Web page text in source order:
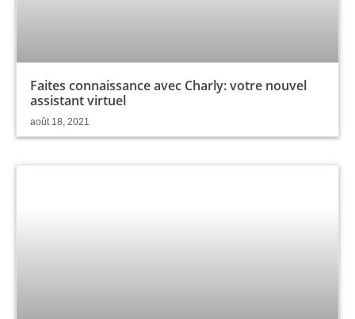
Faites connaissance avec Charly: votre nouvel
assistant virtuel
août 18, 2021